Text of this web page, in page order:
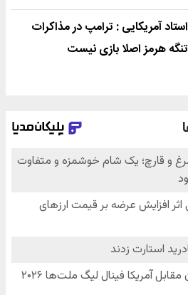
استاد آمریکایی : ترامپ در مذاکرات
تنگه هرمز اصلا بازی نیست